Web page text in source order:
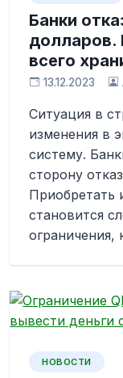
Банки
долларов.
всего
13.12.2023
Ситуация в
изменения в
систему.
сторону
Приобретать
становится
ограничения,
НОВОСТИ